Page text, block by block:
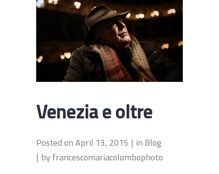
Venezia e oltre
Posted onApril 13, 2015 in Blog
by francescomariacolombophoto